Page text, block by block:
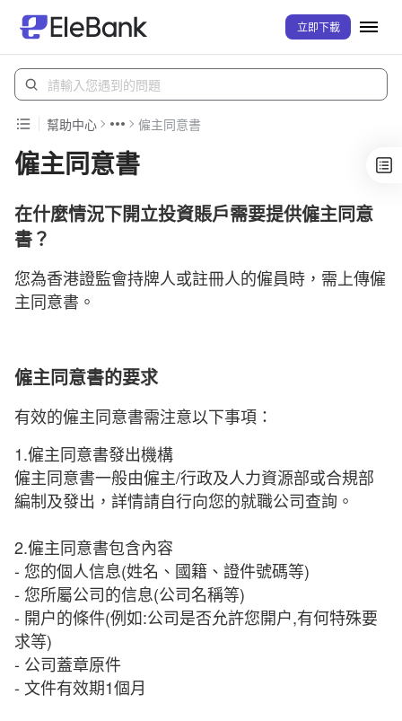
立即下載
幫助中心 僱主同意書
僱主同意書
在什麼情況下開立投資賬戶需要提供僱主同意
書？
您為香港證監會持牌人或註冊人的僱員時，需上傳僱
主同意書。
僱主同意書的要求
有效的僱主同意書需注意以下事項：
1.僱主同意書發出機構
僱主同意書一般由僱主/行政及人力資源部或合規部
編制及發出，詳情請自行向您的就職公司查詢。
2.僱主同意書包含內容
- 您的個人信息(姓名、國籍、證件號碼等)
- 您所屬公司的信息(公司名稱等)
- 開户的條件(例如:公司是否允許您開户,有何特殊要
求等)
- 公司蓋章原件
- 文件有效期1個月